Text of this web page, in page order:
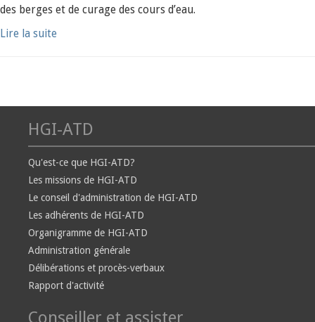
des berges et de curage des cours d’eau.
Lire la suite
HGI-ATD
Qu'est-ce que HGI-ATD?
Les missions de HGI-ATD
Le conseil d'administration de HGI-ATD
Les adhérents de HGI-ATD
Organigramme de HGI-ATD
Administration générale
Délibérations et procès-verbaux
Rapport d'activité
Conseiller et assister